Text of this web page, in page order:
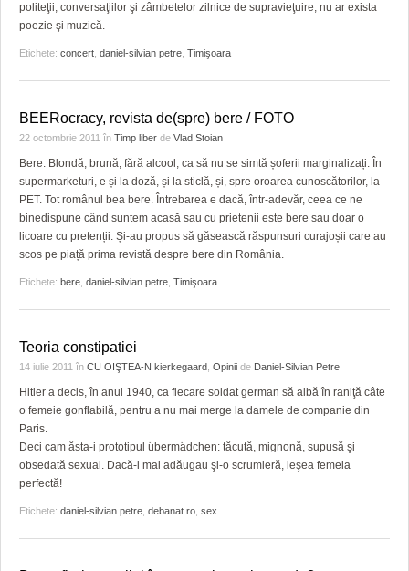
FILME DOCUMENTARE
CLIPURI VIDEO
DIVERSE
FARMACII DIN TIMIŞOARA
HARTA TIMIŞOAREI
LICEE, ŞCOLI ŞI GRĂDINIŢE DIN TIMIŞ
PRIMĂRIILE DIN TIMIŞ
SFATURI JURIDICE
politeţii, conversaţiilor şi zâmbetelor zilnice de supravieţuire, nu ar exista
poezie şi muzică.
Etichete: concert daniel-silvian petre Timişoara
BEERocracy, revista de(spre) bere / FOTO
22 octombrie 2011 în Timp liber de Vlad Stoian
Bere. Blondă, brună, fără alcool, ca să nu se simtă șoferii marginalizați. În
supermarketuri, e și la doză, și la sticlă, și, spre oroarea cunoscătorilor, la
PET. Tot românul bea bere. Întrebarea e dacă, într-adevăr, ceea ce ne
binedispune când suntem acasă sau cu prietenii este bere sau doar o
licoare cu pretenții. Și-au propus să găsească răspunsuri curajoșii care au
scos pe piață prima revistă despre bere din România.
Etichete: bere daniel-silvian petre Timişoara
Teoria constipatiei
14 iulie 2011 în CU OIŞTEA-N kierkegaard Opinii de Daniel-Silvian Petre
Hitler a decis, în anul 1940, ca fiecare soldat german să aibă în raniţă câte
o femeie gonflabilă, pentru a nu mai merge la damele de companie din
Paris.
Deci cam ăsta-i prototipul übermädchen: tăcută, mignonă, supusă şi
obsedată sexual. Dacă-i mai adăugau şi-o scrumieră, ieşea femeia
perfectă!
Etichete: daniel-silvian petre debanat.ro sex